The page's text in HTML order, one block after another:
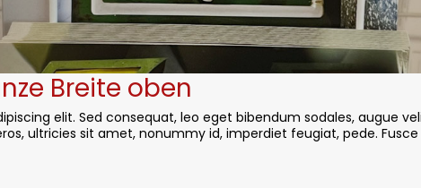
Breite oben
elit. Sed consequat, leo eget bibendum sodales, augue
ultricies sit amet, nonummy id, imperdiet feugiat, pede.